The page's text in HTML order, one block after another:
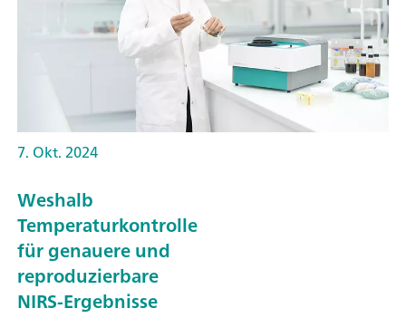
7. Okt. 2024
Weshalb
Temperaturkontrolle
für genauere und
reproduzierbare
NIRS-Ergebnisse